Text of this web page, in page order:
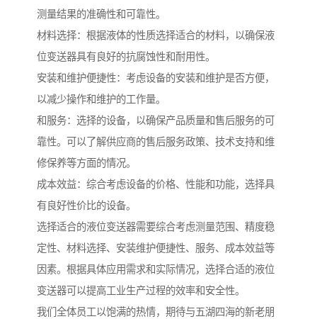
测量结果的准确性和可靠性。
材料选择：根据液体的性质选择适合的材料，以确保液
位变送器具有良好的抗腐蚀性和耐用性。
安装和维护便捷性：考虑设备的安装和维护是否方便，
以减少操作和维护的工作量。
和服务：选择的设备，以确保产品质量和售后服务的可
靠性。可以了解供应商的售后服务政策、技术支持和维
修保养等方面的情况。
成本效益：综合考虑设备的价格、性能和功能，选择具
有良好性价比的设备。
选择适合的液位变送器需要综合考虑测量范围、精度稳
定性、材料选择、安装维护便捷性、服务、成本效益等
因素。根据具体应用需求和实际情况，选择合适的液位
变送器可以提高工业生产过程的效率和安全性。
我们全体员工以饱满的热情，期待与五湖四海的新老朋